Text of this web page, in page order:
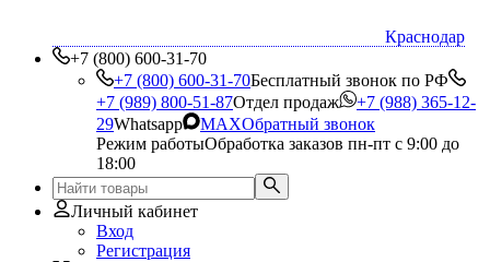
Краснодар
+7 (800) 600-31-70
+7 (800) 600-31-70Бесплатный звонок по РФ
+7 (989) 800-51-87Отдел продаж
+7 (988) 365-12-
29Whatsapp MAXОбратный звонок
Режим работыОбработка заказов пн-пт с 9:00 до
18:00
Личный кабинет
Вход
Регистрация